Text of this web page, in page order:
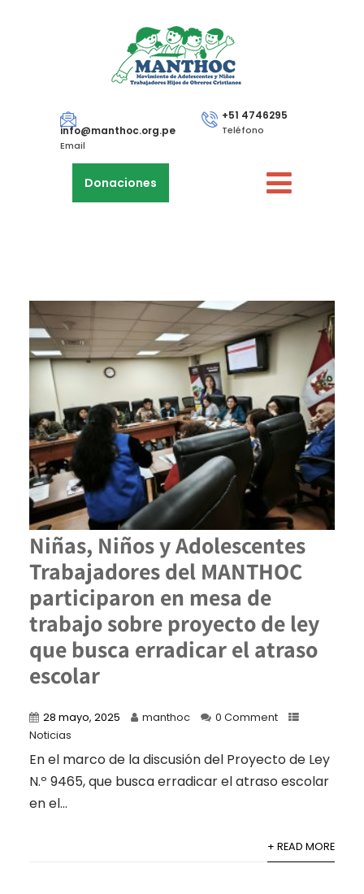
info@manthoc.org.pe
Email
+51 4746295
Teléfono
Donaciones
Niñas, Niños y Adolescentes
Trabajadores del MANTHOC
participaron en mesa de
trabajo sobre proyecto de ley
que busca erradicar el atraso
escolar
28 mayo, 2025 manthoc
0 Comment
Noticias
En el marco de la discusión del Proyecto de Ley
N.º 9465, que busca erradicar el atraso escolar
en el...
+ READ MORE